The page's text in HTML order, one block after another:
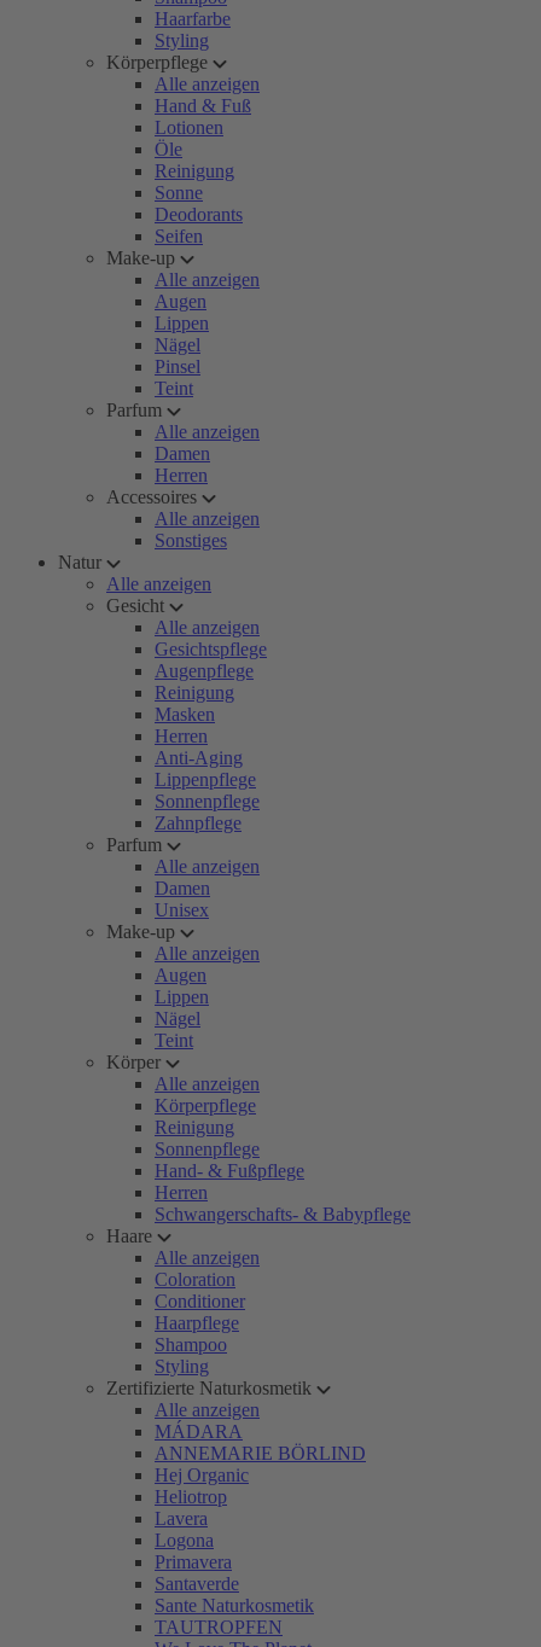
Haarfarbe
Styling
Körperpflege
Alle anzeigen
Hand & Fuß
Lotionen
Öle
Reinigung
Sonne
Deodorants
Seifen
Make-up
Alle anzeigen
Augen
Lippen
Nägel
Pinsel
Teint
Parfum
Alle anzeigen
Damen
Herren
Accessoires
Alle anzeigen
Sonstiges
Natur
Alle anzeigen
Gesicht
Alle anzeigen
Gesichtspflege
Augenpflege
Reinigung
Masken
Herren
Anti-Aging
Lippenpflege
Sonnenpflege
Zahnpflege
Parfum
Alle anzeigen
Damen
Unisex
Make-up
Alle anzeigen
Augen
Lippen
Nägel
Teint
Körper
Alle anzeigen
Körperpflege
Reinigung
Sonnenpflege
Hand- & Fußpflege
Herren
Schwangerschafts- & Babypflege
Haare
Alle anzeigen
Coloration
Conditioner
Haarpflege
Shampoo
Styling
Zertifizierte Naturkosmetik
Alle anzeigen
MÁDARA
ANNEMARIE BÖRLIND
Hej Organic
Heliotrop
Lavera
Logona
Primavera
Santaverde
Sante Naturkosmetik
TAUTROPFEN